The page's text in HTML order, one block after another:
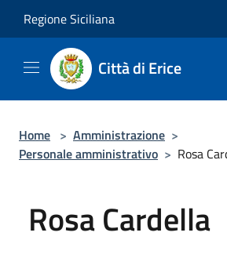
Regione Siciliana
Città di Erice
Home > Amministrazione >
Personale amministrativo > Rosa
Rosa Cardella